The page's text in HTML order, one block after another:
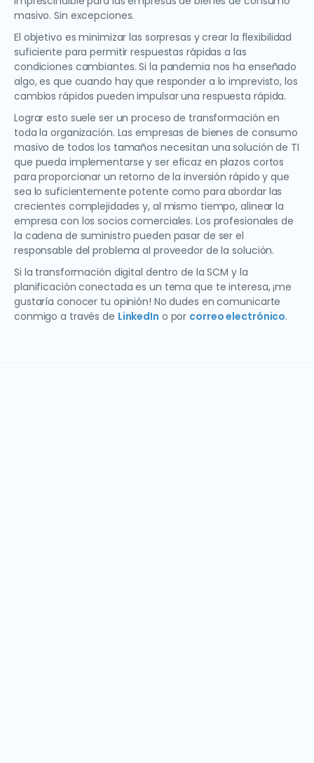
masivo. Sin excepciones.
El objetivo es minimizar las sorpresas y crear la flexibilidad
suficiente para permitir respuestas rápidas a las
condiciones cambiantes. Si la pandemia nos ha enseñado
algo, es que cuando hay que responder a lo imprevisto, los
cambios rápidos pueden impulsar una respuesta rápida.
Lograr esto suele ser un proceso de transformación en
toda la organización. Las empresas de bienes de consumo
masivo de todos los tamaños necesitan una solución de TI
que pueda implementarse y ser eficaz en plazos cortos
para proporcionar un retorno de la inversión rápido y que
sea lo suficientemente potente como para abordar las
crecientes complejidades y, al mismo tiempo, alinear la
empresa con los socios comerciales. Los profesionales de
la cadena de suministro pueden pasar de ser el
responsable del problema al proveedor de la solución.
Si la transformación digital dentro de la SCM y la
planificación conectada es un tema que te interesa, ¡me
gustaría conocer tu opinión! No dudes en comunicarte
conmigo a través de LinkedIn o por correo electrónico.